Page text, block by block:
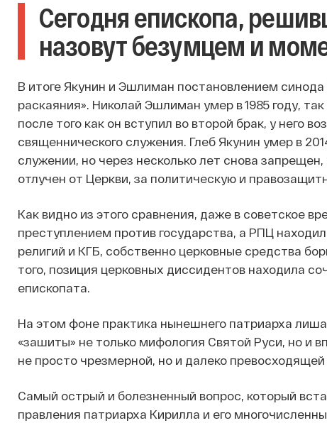
Сегодня епископа,
назовут безумцем и
В итоге Якунин и Эшлиман постановлением
раскаяния». Николай Эшлиман умер в 1985 году,
после того как он вступил во второй брак, у него
священнического служения. Глеб Якунин умер в
служении, но через несколько лет снова
отлучен от Церкви, за политическую и
Как видно из этого сравнения, даже в советское
преступлением против государства, а РПЦ
религий и КГБ, собственно церковные средства
того, позиция церковных диссидентов находила
епископата.
На этом фоне практика нынешнего патриарха
«зашиты» не только мифология Святой Руси, но и
не просто чрезмерной, но и далеко
Самый острый и болезненный вопрос, который
правления патриарха Кирилла и его